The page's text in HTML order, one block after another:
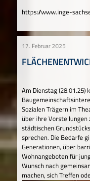
https://www.inge-
17. Februar 2025
Am Dienstag (28.01.25)
Sozialen Trägern im
über ihre Vorstellungen
städtischen
sprechen. Die Bedarfe
Generationen, über
Wohnangeboten für
Wunsch nach
machen, sich Treffen